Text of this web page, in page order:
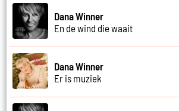
Dana Winner
En de wind die waait
Dana Winner
Er is muziek